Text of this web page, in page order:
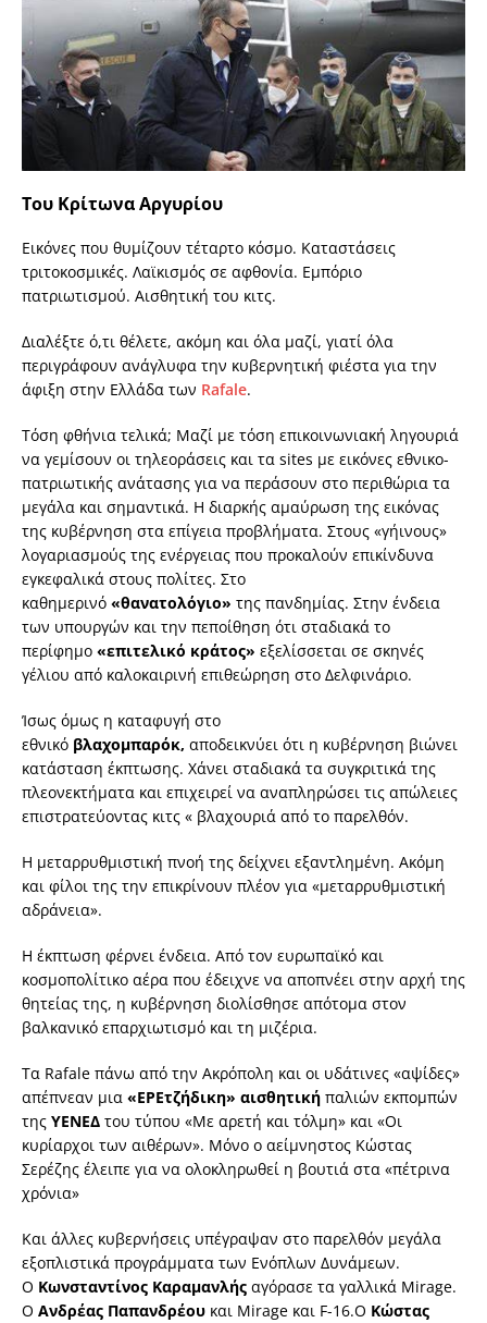
Του Κρίτωνα Αργυρίου
Εικόνες που θυμίζουν τέταρτο κόσμο. Καταστάσεις
τριτοκοσμικές. Λαϊκισμός σε αφθονία. Εμπόριο
πατριωτισμού. Αισθητική του κιτς.
Διαλέξτε ό,τι θέλετε, ακόμη και όλα μαζί, γιατί όλα
περιγράφουν ανάγλυφα την κυβερνητική φιέστα για την
άφιξη στην Ελλάδα των Rafale.
Tόση φθήνια τελικά; Μαζί με τόση επικοινωνιακή ληγουριά
να γεμίσουν οι τηλεοράσεις και τα sites με εικόνες εθνικο-
πατριωτικής ανάτασης για να περάσουν στο περιθώρια τα
μεγάλα και σημαντικά. Η διαρκής αμαύρωση της εικόνας
της κυβέρνηση στα επίγεια προβλήματα. Στους «γήινους»
λογαριασμούς της ενέργειας που προκαλούν επικίνδυνα
εγκεφαλικά στους πολίτες. Στο
καθημερινό «θανατολόγιο» της πανδημίας. Στην ένδεια
των υπουργών και την πεποίθηση ότι σταδιακά το
περίφημο «επιτελικό κράτος» εξελίσσεται σε σκηνές
γέλιου από καλοκαιρινή επιθεώρηση στο Δελφινάριο.
Ίσως όμως η καταφυγή στο
εθνικό βλαχομπαρόκ, αποδεικνύει ότι η κυβέρνηση βιώνει
κατάσταση έκπτωσης. Χάνει σταδιακά τα συγκριτικά της
πλεονεκτήματα και επιχειρεί να αναπληρώσει τις απώλειες
επιστρατεύοντας κιτς « βλαχουριά από το παρελθόν.
Η μεταρρυθμιστική πνοή της δείχνει εξαντλημένη. Ακόμη
και φίλοι της την επικρίνουν πλέον για «μεταρρυθμιστική
αδράνεια».
Η έκπτωση φέρνει ένδεια. Από τον ευρωπαϊκό και
κοσμοπολίτικο αέρα που έδειχνε να αποπνέει στην αρχή της
θητείας της, η κυβέρνηση διολίσθησε απότομα στον
βαλκανικό επαρχιωτισμό και τη μιζέρια.
Τα Rafale πάνω από την Ακρόπολη και οι υδάτινες «αψίδες»
απέπνεαν μια «ΕΡΕτζήδικη» αισθητική παλιών εκπομπών
της ΥΕΝΕΔ του τύπου «Με αρετή και τόλμη» και «Οι
κυρίαρχοι των αιθέρων». Μόνο ο αείμνηστος Κώστας
Σερέζης έλειπε για να ολοκληρωθεί η βουτιά στα «πέτρινα
χρόνια»
Και άλλες κυβερνήσεις υπέγραψαν στο παρελθόν μεγάλα
εξοπλιστικά προγράμματα των Ενόπλων Δυνάμεων.
Ο Κωνσταντίνος Καραμανλής αγόρασε τα γαλλικά Mirage.
O Ανδρέας Παπανδρέου και Mirage και F-16.Ο Κώστας